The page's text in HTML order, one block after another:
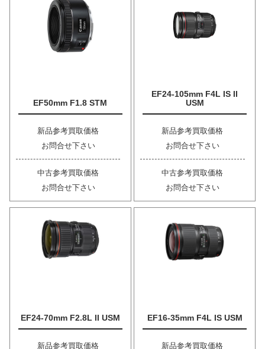
EF50mm F1.8 STM
新品参考買取価格
お問合せ下さい
中古参考買取価格
お問合せ下さい
EF24-105mm F4L IS II
USM
新品参考買取価格
お問合せ下さい
中古参考買取価格
お問合せ下さい
EF24-70mm F2.8L II USM
新品参考買取価格
EF16-35mm F4L IS USM
新品参考買取価格